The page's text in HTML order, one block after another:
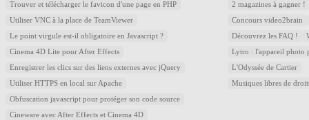
Trouver et télécharger le favicon d'une page en PHP
Utiliser VNC à la place de TeamViewer
Le point virgule est-il obligatoire en Javascript ?
Cinema 4D Lite pour After Effects
Enregistrer les clics sur des liens externes avec jQuery
Utiliser HTTPS en local sur Apache
Obfuscation javascript pour protéger son code source
Cineware avec After Effects et Cinema 4D
2 magazines à gagner !
Concours video2brain
Découvrez les FAQ !
Lytro : l'appareil photo
L'Odyssée de Cartier
Musiques libres de